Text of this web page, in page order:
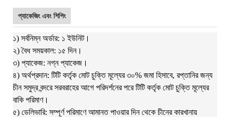
প্যাকেজিং এবং শিপিং
১) সর্বনিম্ন অর্ডার: ১ ইউনিট।
২) বৈধ সময়কাল: ১৫ দিন।
৩) প্যাকেজ: নগ্ন প্যাকেজ।
৪) অর্থপ্রদান: টিটি কর্তৃক মোট চুক্তি মূল্যের ৩০% জমা হিসাবে, রপ্তানির জন্য
চীন সমুদ্র বন্দরে সরবরাহের আগে পরিদর্শনের পরে টিটি কর্তৃক মোট চুক্তি মূল্যের
বাকি পরিমাণ।
৫) ডেলিভারি: সম্পূর্ণ পরিমাণে আমানত পাওয়ার দিন থেকে চীনের কারখানায়